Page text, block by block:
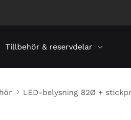
Tillbehör & reservdelar
LED-belysning 82Ø +